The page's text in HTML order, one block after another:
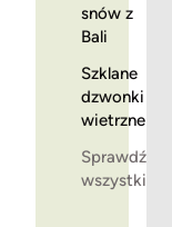
snów z
Bali
Szklane
dzwonki
wietrzne
Sprawdź
wszystkie